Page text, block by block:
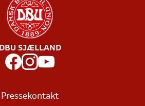
DBU SJÆLLAND
Pressekontakt